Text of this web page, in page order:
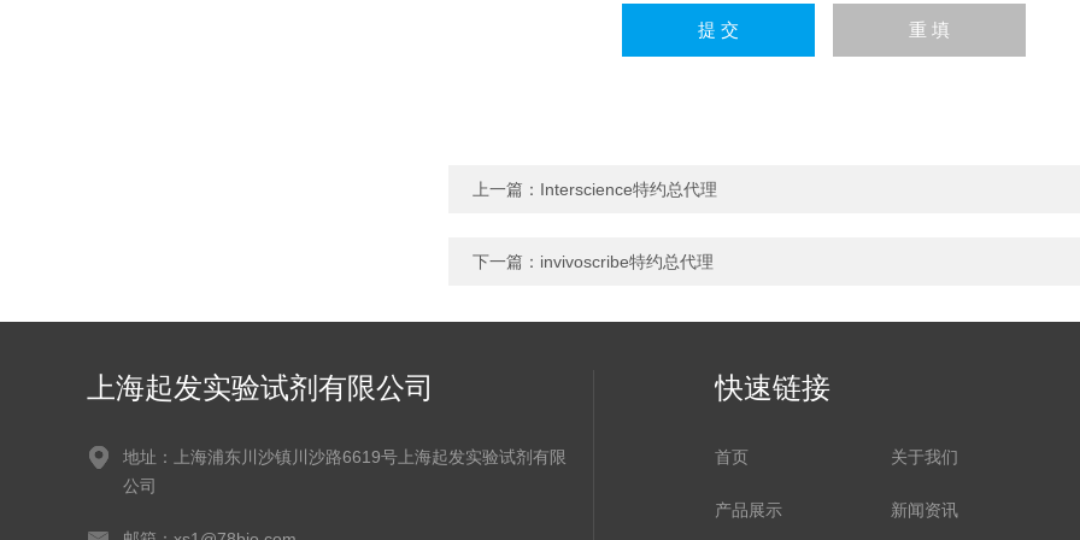
上一篇： Interscience特约总代理
下一篇： invivoscribe特约总代理
上海起发实验试剂有限公司
地址：上海浦东川沙镇川沙路6619号上海起发实验试剂有限
公司
快速链接
首页 关于我们
产品展示 新闻资讯